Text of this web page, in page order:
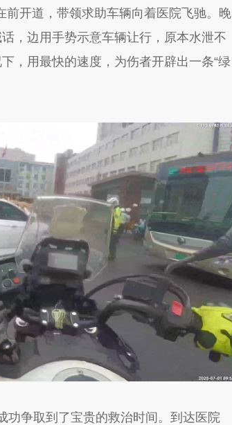
开道，带领求助车辆向着医院飞驰。晚
，边用手势示意车辆让行，原本水泄不
，用最快的速度， 为伤者开辟出一条“绿
争取到了宝贵的救治时间。 到达医院